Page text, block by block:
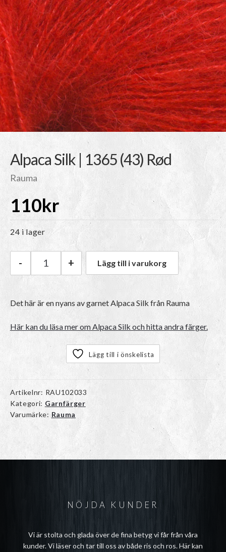
Alpaca Silk | 1365 (43) Rød
Rauma
110kr
24 i lager
Rauma Alpaca Silk | 1365 (43) Rød mängd
- + Lägg till i varukorg
Det här är en nyans av garnet Alpaca Silk från Rauma
Här kan du läsa mer om Alpaca Silk och hitta andra färger.
Lägg till i önskelista
Artikelnr: RAU102033
Kategori: Garnfärger
Varumärke: Rauma
NÖJDA KUNDER
Vi är stolta och glada över de fina betyg vi får från våra
kunder. Vi läser och tar till oss av både ris och ros. Här kan